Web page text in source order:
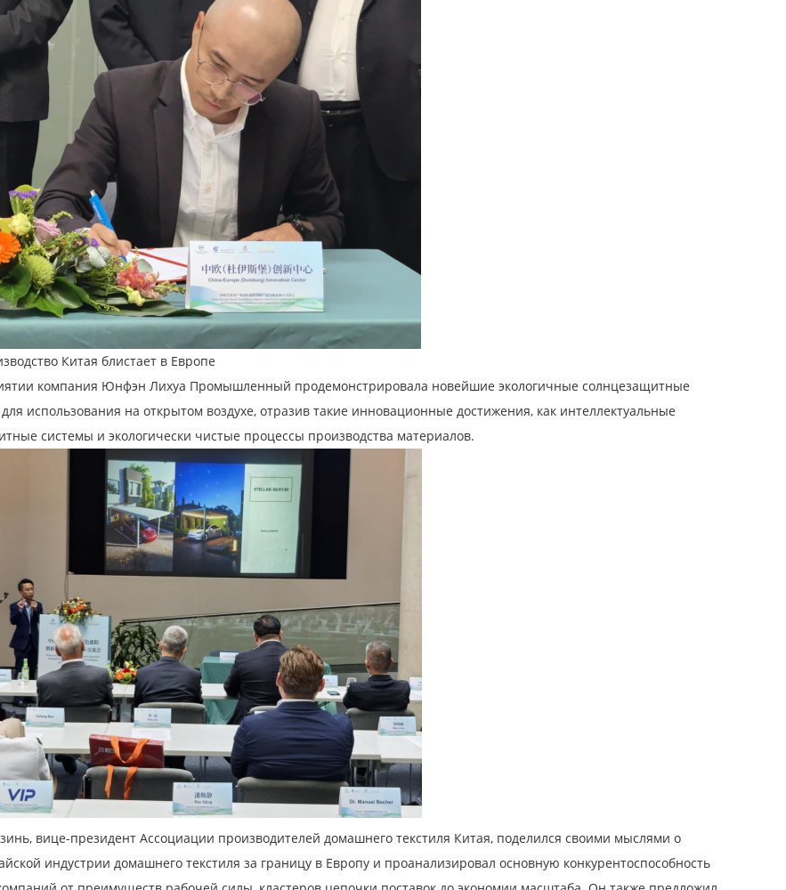
Китая блистает в Европе
компания Юнфэн Лихуа Промышленный продемонстрировала новейшие экологичные солнцезащитные
для использования на открытом воздухе, отразив такие инновационные достижения, как интеллектуальные
системы и экологически чистые процессы производства материалов.
вице-президент Ассоциации производителей домашнего текстиля Китая, поделился своими мыслями о
индустрии домашнего текстиля за границу в Европу и проанализировал основную конкурентоспособность